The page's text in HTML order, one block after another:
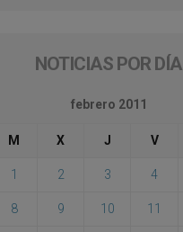
NOTICIAS POR DÍA
febrero 2011
M X J V
1 2 3 4
8 9 10 11